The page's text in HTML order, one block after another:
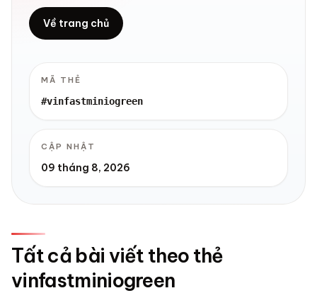
Về trang chủ
MÃ THẺ
#vinfastminiogreen
CẬP NHẬT
09 tháng 8, 2026
Tất cả bài viết theo thẻ
vinfastminiogreen